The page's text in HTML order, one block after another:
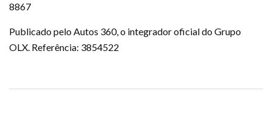
8867
Publicado pelo Autos 360, o integrador oficial do Grupo
OLX. Referência: 3854522